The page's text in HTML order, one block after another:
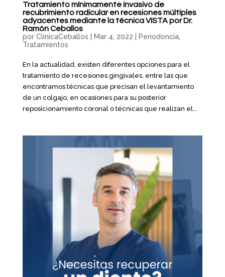
Tratamiento mínimamente invasivo de
recubrimiento radicular en recesiones múltiples
adyacentes mediante la técnica VISTA por Dr.
Ramón Ceballos
por ClínicaCeballos Mar 4, 2022 Periodoncia,
Tratamientos
En la actualidad, existen diferentes opciones para el
tratamiento de recesiones gingivales, entre las que
encontramos técnicas que precisan el levantamiento
de un colgajo, en ocasiones para su posterior
reposicionamiento coronal o técnicas que realizan el...